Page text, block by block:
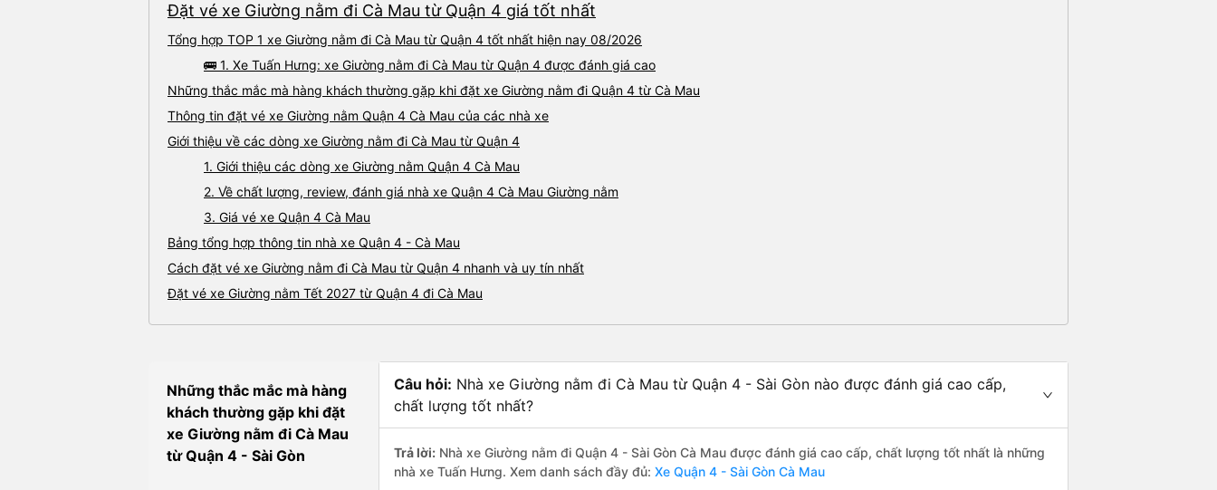
Đặt vé xe Giường nằm đi Cà Mau từ Quận 4 giá tốt nhất
Tổng hợp TOP 1 xe Giường nằm đi Cà Mau từ Quận 4 tốt nhất hiện nay 08/2026
🚌 1. Xe Tuấn Hưng: xe Giường nằm đi Cà Mau từ Quận 4 được đánh giá cao
Những thắc mắc mà hàng khách thường gặp khi đặt xe Giường nằm đi Quận 4 từ Cà Mau
Thông tin đặt vé xe Giường nằm Quận 4 Cà Mau của các nhà xe
Giới thiệu về các dòng xe Giường nằm đi Cà Mau từ Quận 4
1. Giới thiệu các dòng xe Giường nằm Quận 4 Cà Mau
2. Về chất lượng, review, đánh giá nhà xe Quận 4 Cà Mau Giường nằm
3. Giá vé xe Quận 4 Cà Mau
Bảng tổng hợp thông tin nhà xe Quận 4 - Cà Mau
Cách đặt vé xe Giường nằm đi Cà Mau từ Quận 4 nhanh và uy tín nhất
Đặt vé xe Giường nằm Tết 2027 từ Quận 4 đi Cà Mau
Những thắc mắc mà hàng
khách thường gặp khi đặt
xe Giường nằm đi Cà Mau
từ Quận 4 - Sài Gòn
Câu hỏi: Nhà xe Giường nằm đi Cà Mau từ Quận 4 - Sài Gòn nào được đánh giá cao cấp,
chất lượng tốt nhất?
Trả lời: Nhà xe Giường nằm đi Quận 4 - Sài Gòn Cà Mau được đánh giá cao cấp, chất lượng tốt nhất là những
nhà xe Tuấn Hưng. Xem danh sách đầy đủ: Xe Quận 4 - Sài Gòn Cà Mau